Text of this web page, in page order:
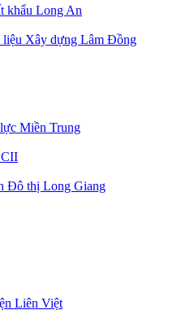
khẩu Long An
liệu Xây dựng Lâm Đồng
Miền Trung
Đô thị Long Giang
Liên Việt